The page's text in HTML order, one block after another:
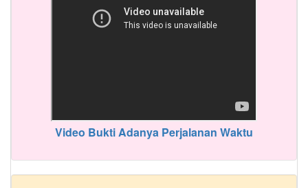
Video Bukti Adanya Perjalanan Waktu